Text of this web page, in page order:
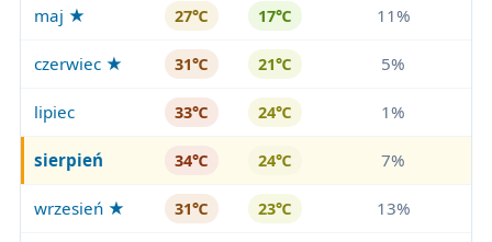
maj ★ 27℃ 17℃ 11%
czerwiec ★ 31℃ 21℃ 5%
lipiec 33℃ 24℃ 1%
sierpień 34℃ 24℃ 7%
wrzesień ★ 31℃ 23℃ 13%